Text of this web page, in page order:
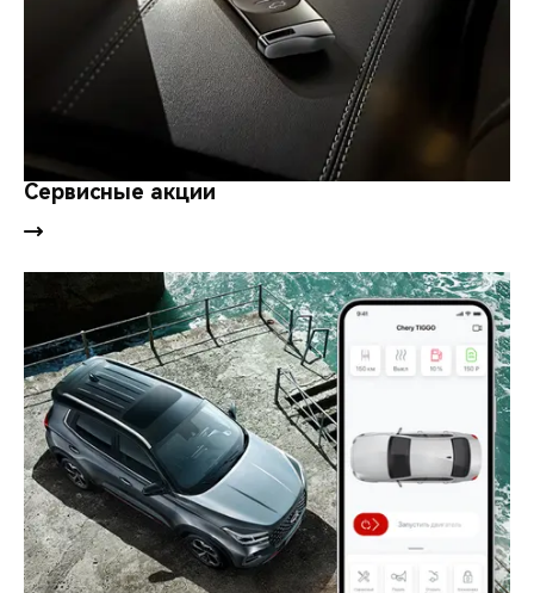
Сервисные акции